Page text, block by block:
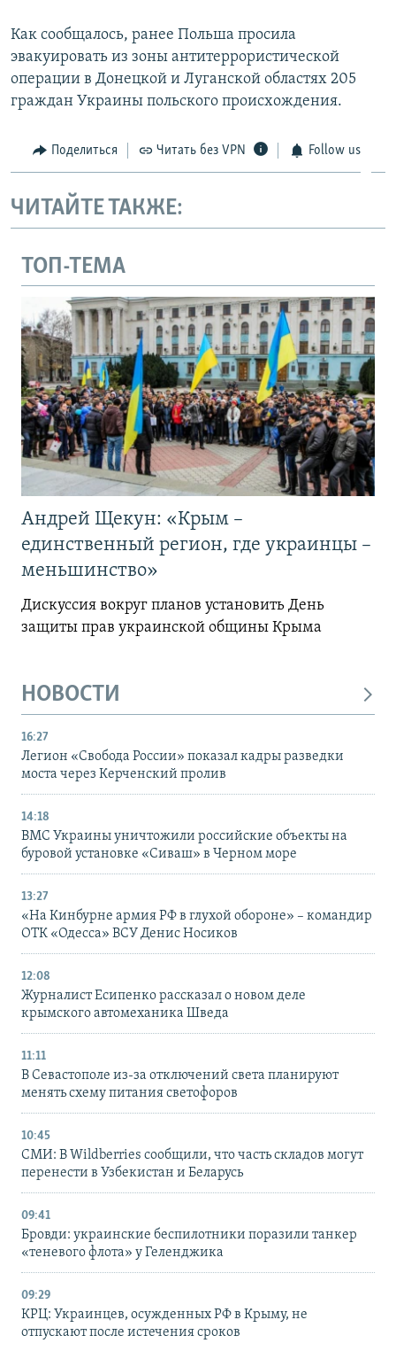
Как сообщалось, ранее Польша просила
эвакуировать из зоны антитеррористической
операции в Донецкой и Луганской областях 205
граждан Украины польского происхождения.
Поделиться Читать без VPN Follow us
ЧИТАЙТЕ ТАКЖЕ:
ТОП-ТЕМА
Андрей Щекун: «Крым –
единственный регион, где украинцы –
меньшинство»
Дискуссия вокруг планов установить День
защиты прав украинской общины Крыма
НОВОСТИ
16:27
Легион «Свобода России» показал кадры разведки
моста через Керченский пролив
14:18
ВМС Украины уничтожили российские объекты на
буровой установке «Сиваш» в Черном море
13:27
«На Кинбурне армия РФ в глухой обороне» – командир
ОТК «Одесса» ВСУ Денис Носиков
12:08
Журналист Есипенко рассказал о новом деле
крымского автомеханика Шведа
11:11
В Севастополе из-за отключений света планируют
менять схему питания светофоров
10:45
СМИ: В Wildberries сообщили, что часть складов могут
перенести в Узбекистан и Беларусь
09:41
Бровди: украинские беспилотники поразили танкер
«теневого флота» у Геленджика
09:29
КРЦ: Украинцев, осужденных РФ в Крыму, не
отпускают после истечения сроков